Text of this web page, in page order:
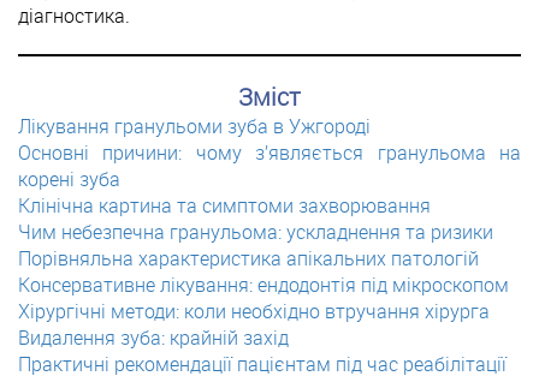
діагностика.
Зміст
Лікування гранульоми зуба в Ужгороді
Основні причини: чому з’являється гранульома на
корені зуба
Клінічна картина та симптоми захворювання
Чим небезпечна гранульома: ускладнення та ризики
Порівняльна характеристика апікальних патологій
Консервативне лікування: ендодонтія під мікроскопом
Хірургічні методи: коли необхідно втручання хірурга
Видалення зуба: крайній захід
Практичні рекомендації пацієнтам під час реабілітації